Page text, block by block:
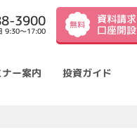
3900
9:30～17:00
無料 資料請求
口座開設
ー案内 投資ガイド